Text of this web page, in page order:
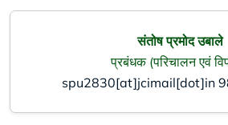
संतोष प्रमोद उबाले
प्रबंधक (परिचालन एवं
spu2830[at]jcimail[dot]in